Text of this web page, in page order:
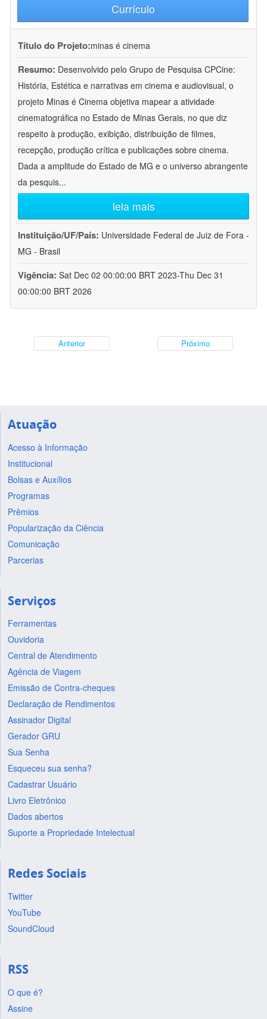
Currículo
Título do Projeto:minas é cinema
Resumo: Desenvolvido pelo Grupo de Pesquisa CPCine:
História, Estética e narrativas em cinema e audiovisual, o
projeto Minas é Cinema objetiva mapear a atividade
cinematográfica no Estado de Minas Gerais, no que diz
respeito à produção, exibição, distribuição de filmes,
recepção, produção crítica e publicações sobre cinema.
Dada a amplitude do Estado de MG e o universo abrangente
da pesquis...
leia mais
Instituição/UF/País: Universidade Federal de Juiz de Fora -
MG - Brasil
Vigência: Sat Dec 02 00:00:00 BRT 2023-Thu Dec 31
00:00:00 BRT 2026
Anterior Próximo
Atuação
Acesso à Informação
Institucional
Bolsas e Auxílios
Programas
Prêmios
Popularização da Ciência
Comunicação
Parcerias
Serviços
Ferramentas
Ouvidoria
Central de Atendimento
Agência de Viagem
Emissão de Contra-cheques
Declaração de Rendimentos
Assinador Digital
Gerador GRU
Sua Senha
Esqueceu sua senha?
Cadastrar Usuário
Livro Eletrônico
Dados abertos
Suporte a Propriedade Intelectual
Redes Sociais
Twitter
YouTube
SoundCloud
RSS
O que é?
Assine